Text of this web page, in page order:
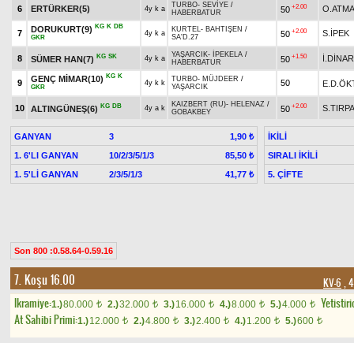
6 ERTÜRKER(5) 4y k a TURBO- SEVİYE /
HABERBATUR
50 +2.00
7 DORUKURT(9) KG K DB
GKR
4y k a KURTEL- BAHTIŞEN /
SA'D.27
50 +2.00 S.İPEK
8 SÜMER HAN(7) KG SK 4y k a YAŞARCIK- İPEKELA /
HABERBATUR
50 +1.50 İ.DİNAR
9 GENÇ MİMAR(10) KG K
GKR
4y k k TURBO- MÜJDEER /
YAŞARCIK
50
10 ALTINGÜNEŞ(6) KG DB 4y a k KAIZBERT (RU)- HELENAZ /
GOBAKBEY
50 +2.00
GANYAN 3
1,90 ₺
1. 6'LI GANYAN
10/2/3/5/1/3
85,50 ₺
1. 5'Lİ GANYAN
2/3/5/1/3 41,77 ₺
İKİLİ
SIRALI İKİLİ
5. ÇİFTE
Son 800 :0.58.64-0.59.16
7. Koşu 16.00 KV-6 ,
Ikramiye:1.)80.000 t 2.)32.000 t 3.)16.000 t 4.)8.000 t 5.)4.000 t
At Sahibi Primi:1.)12.000 t 2.)4.800 t 3.)2.400 t 4.)1.200 t 5.)600 t